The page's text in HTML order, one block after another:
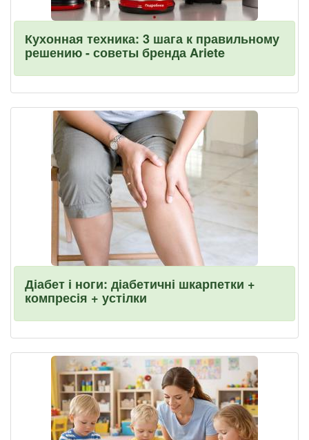
Кухонная техника: 3 шага к правильному
решению - советы бренда Ariete
Діабет і ноги: діабетичні шкарпетки +
компресія + устілки